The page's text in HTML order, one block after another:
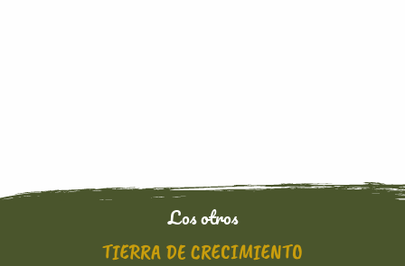
Los otros
TIERRA DE CRECIMIENTO